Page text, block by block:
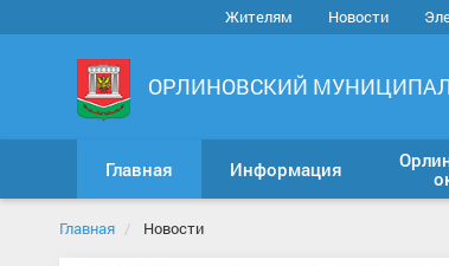
Жителям Новости
ОРЛИНОВСКИЙ
Главная Информация
Главная Новости